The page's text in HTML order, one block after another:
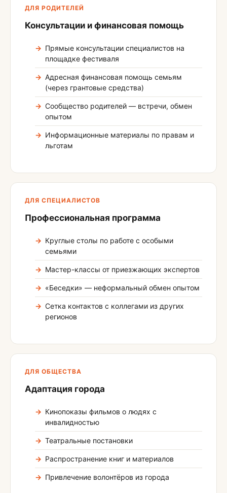
ДЛЯ РОДИТЕЛЕЙ
Консультации и финансовая помощь
Прямые консультации специалистов на
площадке фестиваля
Адресная финансовая помощь семьям
(через грантовые средства)
Сообщество родителей — встречи, обмен
опытом
Информационные материалы по правам и
льготам
ДЛЯ СПЕЦИАЛИСТОВ
Профессиональная программа
Круглые столы по работе с особыми
семьями
Мастер-классы от приезжающих экспертов
«Беседки» — неформальный обмен опытом
Сетка контактов с коллегами из других
регионов
ДЛЯ ОБЩЕСТВА
Адаптация города
Кинопоказы фильмов о людях с
инвалидностью
Театральные постановки
Распространение книг и материалов
Привлечение волонтёров из города